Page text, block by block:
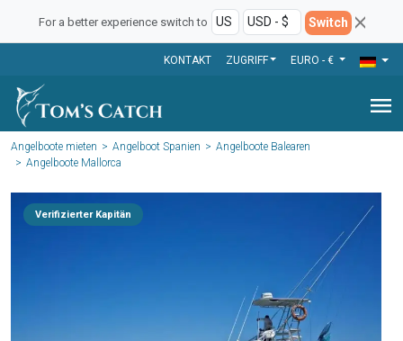
For a better experience switch to Switch
KONTAKT ZUGRIFF EURO - €
menu
Angelboote mieten Angelboot Spanien
Angelboote Balearen
Angelboote Mallorca
Verifizierter Kapitän